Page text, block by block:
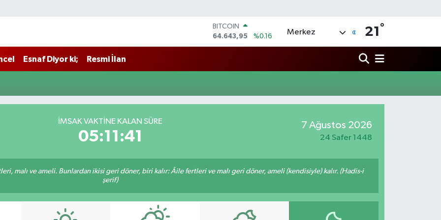
BITCOIN
64.643,95
%0.16
DOLAR
64,2143
%0
GRAM ALTIN
Merkez 21 °
Esnaf Diyor ki; Resmi İlan
İMSAK VAKTINE KALAN SÜRE
05:11:41
7 Ağustos 2026
24 Safer 1448
malı ve ameli. Bunlardan ikisi geri döner, biri kalır: Âile fertleri ve malı geri döner, ameli (kendisiyle) kalır. (Hadis-i
şerif)